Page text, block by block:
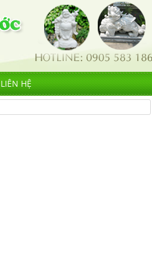
LIÊN HỆ